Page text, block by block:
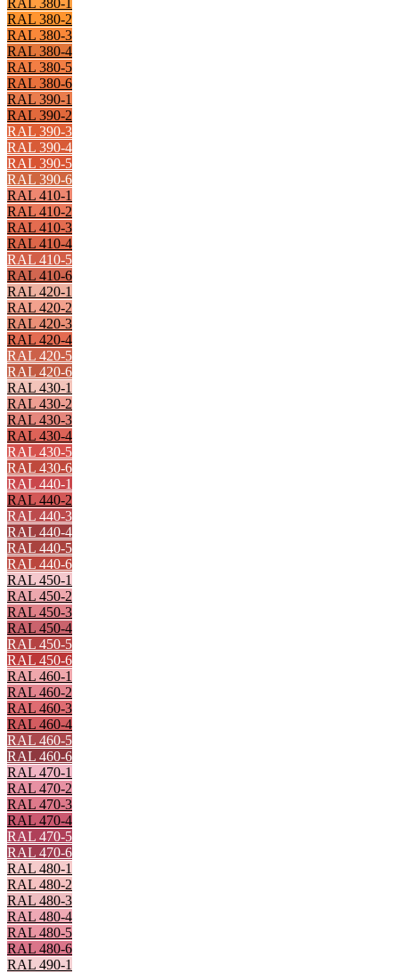
RAL 380-1
RAL 380-2
RAL 380-3
RAL 380-4
RAL 380-5
RAL 380-6
RAL 390-1
RAL 390-2
RAL 390-3
RAL 390-4
RAL 390-5
RAL 390-6
RAL 410-1
RAL 410-2
RAL 410-3
RAL 410-4
RAL 410-5
RAL 410-6
RAL 420-1
RAL 420-2
RAL 420-3
RAL 420-4
RAL 420-5
RAL 420-6
RAL 430-1
RAL 430-2
RAL 430-3
RAL 430-4
RAL 430-5
RAL 430-6
RAL 440-1
RAL 440-2
RAL 440-3
RAL 440-4
RAL 440-5
RAL 440-6
RAL 450-1
RAL 450-2
RAL 450-3
RAL 450-4
RAL 450-5
RAL 450-6
RAL 460-1
RAL 460-2
RAL 460-3
RAL 460-4
RAL 460-5
RAL 460-6
RAL 470-1
RAL 470-2
RAL 470-3
RAL 470-4
RAL 470-5
RAL 470-6
RAL 480-1
RAL 480-2
RAL 480-3
RAL 480-4
RAL 480-5
RAL 480-6
RAL 490-1